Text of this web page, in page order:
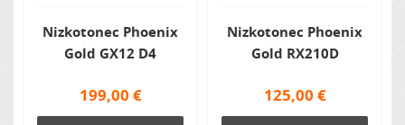
Nizkotonec Phoenix
Gold GX12 D4
199,00 €
Nizkotonec Phoenix
Gold RX210D
125,00 €